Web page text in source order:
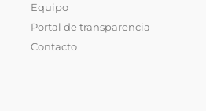
Equipo
Portal de transparencia
Contacto